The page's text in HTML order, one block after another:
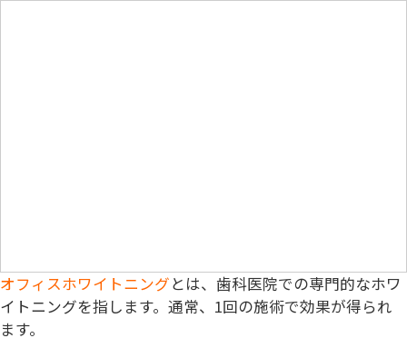
オフィスホワイトニングとは、歯科医院での専門的なホワ
イトニングを指します。通常、1回の施術で効果が得られ
ます。